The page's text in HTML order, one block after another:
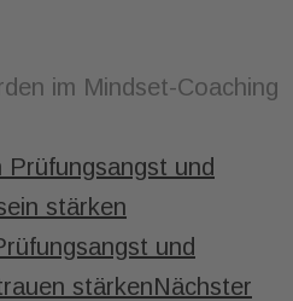
im Mindset-Coaching
Prüfungsangst und
stärken
und
stärkenNächster